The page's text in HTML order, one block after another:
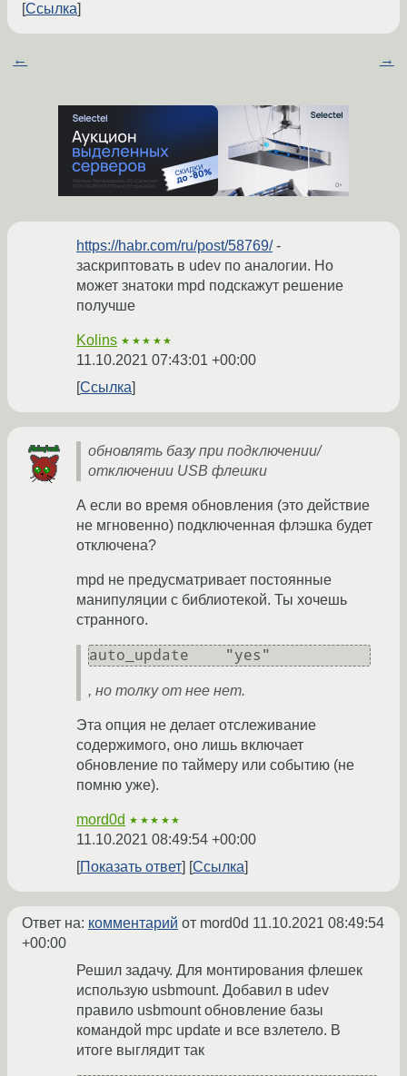
Ссылка
← →
https://habr.com/ru/post/58769/-
заскриптовать в udev по аналогии. Но
может знатоки mpd подскажут решение
получше
Kolins ★★★★★
11.10.2021 07:43:01 +00:00
Ссылка
обновлять базу при подключении/
отключении USB флешки
А если во время обновления (это действие
не мгновенно) подключенная флэшка будет
отключена?
mpd не предусматривает постоянные
манипуляции с библиотекой. Ты хочешь
странного.
, но толку от нее нет.
Эта опция не делает отслеживание
содержимого, оно лишь включает
обновление по таймеру или событию (не
помню уже).
mord0d ★★★★★
11.10.2021 08:49:54 +00:00
Показать ответ
Ссылка
Ответ на: комментарий от mord0d 11.10.2021 08:49:54
+00:00
Решил задачу. Для монтирования флешек
использую usbmount. Добавил в udev
правило usbmount обновление базы
командой mpc update и все взлетело. В
итоге выглядит так